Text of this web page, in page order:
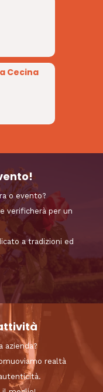
Cecina
o evento?
verificherà per un
a tradizioni ed
azienda?
realtà